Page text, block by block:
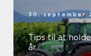
30. september
Tips til at
år